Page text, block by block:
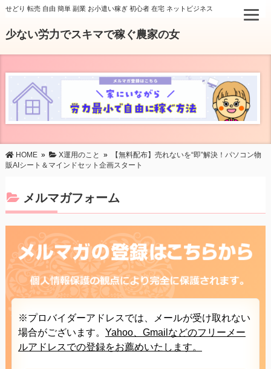
せどり 転売 自由 簡単 副業 お小遣い稼ぎ 初心者 在宅 ネットビジネス
少ない労力でスキマで稼ぐ農家の女
HOME» X運用のこと »
【無料配布】売れないを“即”解決！パソコン物
販AIシート＆マインドセット企画スタート
メルマガフォーム
※プロバイダーアドレスでは、メールが受け取れない
場合がございます。 Yahoo、Gmailなどのフリーメー
ルアドレスでの登録をお薦めいたします。